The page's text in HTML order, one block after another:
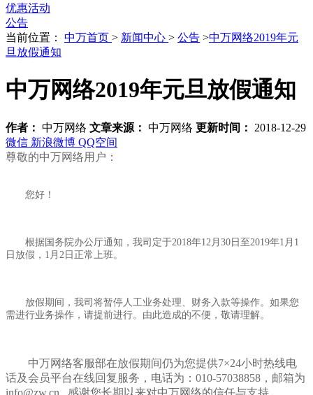
优惠活动
公告
当前位置： 中万首页 > 新闻中心 > 公告 >中万网络2019年元
旦放假通知
中万网络2019年元旦放假通知
作者： 中万网络 文章来源： 中万网络 更新时间： 2018-12-29
微信 新浪微博 QQ空间
尊敬的中万网络用户：
您好！
根据国务院办公厅通知，我司定于2018年12月30日至2019年1月1
日放假，1月2日正常上班。
放假期间，我司将暂停人工业务处理、财务入款等操作。如果您
需进行业务操作，请提前进行。由此造成的不便，敬请理解。
中万网络客服部在放假期间仍为您提供7×24小时热线电
话及会员平台在线回复服务，电话为：010-57038858，邮箱为
info@zw.cn 感谢您长期以来对中万网络的信任与支持。